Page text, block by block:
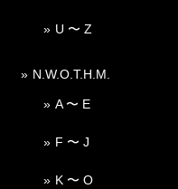
U 〜 Z
N.W.O.T.H.M.
A 〜 E
F 〜 J
K 〜 O